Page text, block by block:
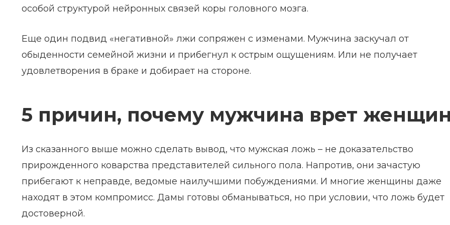
особой структурой нейронных связей коры головного мозга.
Еще один подвид «негативной» лжи сопряжен с изменами. Мужчина заскучал от
обыденности семейной жизни и прибегнул к острым ощущениям. Или не получает
удовлетворения в браке и добирает на стороне.
5 причин, почему мужчина врет
Из сказанного выше можно сделать вывод, что мужская ложь – не доказательство
прирожденного коварства представителей сильного пола. Напротив, они зачастую
прибегают к неправде, ведомые наилучшими побуждениями. И многие женщины даже
находят в этом компромисс. Дамы готовы обманываться, но при условии, что ложь будет
достоверной.